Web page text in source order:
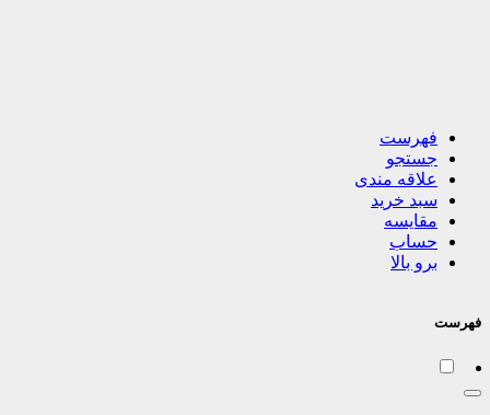
فهرست
جستجو
علاقه مندی
سبد خرید
مقایسه
حساب
برو بالا
فهرست